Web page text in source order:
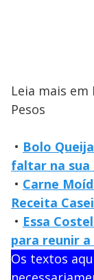
Leia mais em
Pesos
• Bolo
faltar na sua
• Carne
Receita
• Essa
para reunir
Os textos